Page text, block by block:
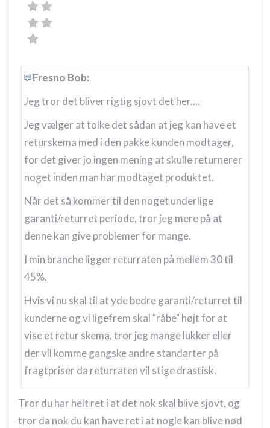
Fresno Bob:
Jeg tror det bliver rigtig sjovt det her....
Jeg vælger at tolke det sådan at jeg kan have et
returskema med i den pakke kunden modtager,
for det giver jo ingen mening at skulle returnerer
noget inden man har modtaget produktet.
Når det så kommer til den noget underlige
garanti/returret periode, tror jeg mere på at
denne kan give problemer for mange.
I min branche ligger returraten på mellem 30 til
45%.
Hvis vi nu skal til at yde bedre garanti/returret til
kunderne og vi ligefrem skal "råbe" højt for at
vise et retur skema, tror jeg mange lukker eller
der vil komme gangske andre standarter på
fragtpriser da returraten vil stige drastisk.
Tror du har helt ret i at det nok skal blive sjovt, og
tror da nok du kan have ret i at nogle kan blive nød